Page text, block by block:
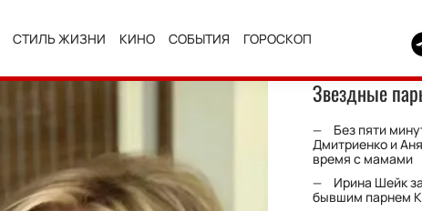
СТИЛЬ ЖИЗНИ КИНО СОБЫТИЯ ГОРОСКОП
Звездные
Без пяти
Дмитриенко и
время с мамами
Ирина Шейк
бывшим парнем